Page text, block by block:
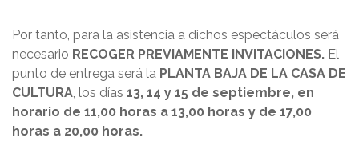
Por tanto, para la asistencia a dichos espectáculos será
necesario RECOGER PREVIAMENTE INVITACIONES. El
punto de entrega será la PLANTA BAJA DE LA CASA DE
CULTURA, los días 13, 14 y 15 de septiembre, en
horario de 11,00 horas a 13,00 horas y de 17,00
horas a 20,00 horas.